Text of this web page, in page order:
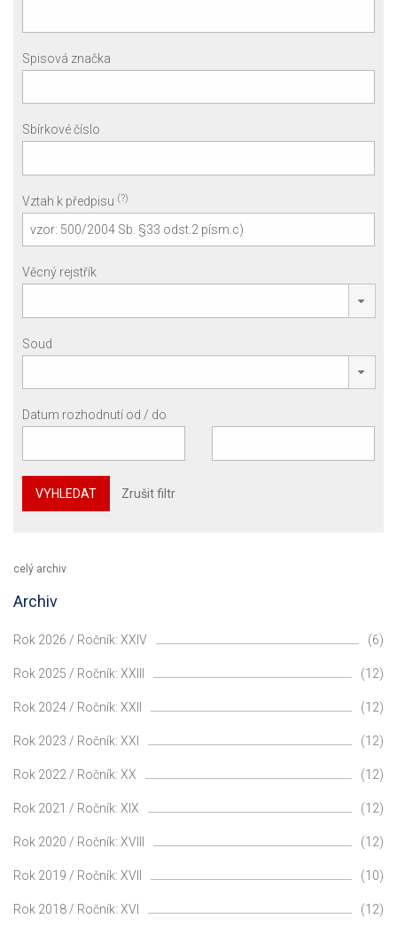
Spisová značka
Sbírkové číslo
Vztah k předpisu (?)
Věcný rejstřík
Soud
Datum rozhodnutí od / do
VYHLEDAT Zrušit filtr
celý archiv
Archiv
Rok 2026 / Ročník: XXIV (6)
Rok 2025 / Ročník: XXIII (12)
Rok 2024 / Ročník: XXII (12)
Rok 2023 / Ročník: XXI (12)
Rok 2022 / Ročník: XX (12)
Rok 2021 / Ročník: XIX (12)
Rok 2020 / Ročník: XVIII (12)
Rok 2019 / Ročník: XVII (10)
Rok 2018 / Ročník: XVI (12)